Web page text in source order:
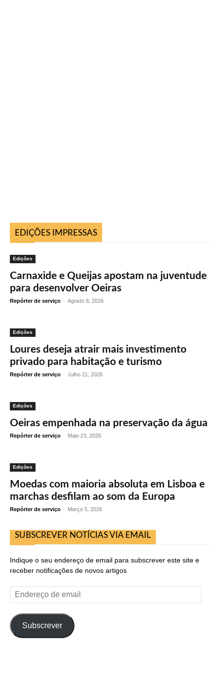
EDIÇÕES IMPRESSAS
Edições
Carnaxide e Queijas apostam na juventude
para desenvolver Oeiras
Repórter de serviço - Agosto 8, 2026
Edições
Loures deseja atrair mais investimento
privado para habitação e turismo
Repórter de serviço - Julho 21, 2026
Edições
Oeiras empenhada na preservação da água
Repórter de serviço - Maio 23, 2026
Edições
Moedas com maioria absoluta em Lisboa e
marchas desfilam ao som da Europa
Repórter de serviço - Março 5, 2026
SUBSCREVER NOTÍCIAS VIA EMAIL
Indique o seu endereço de email para subscrever este site e
receber notificações de novos artigos
Endereço
de
Subscrever